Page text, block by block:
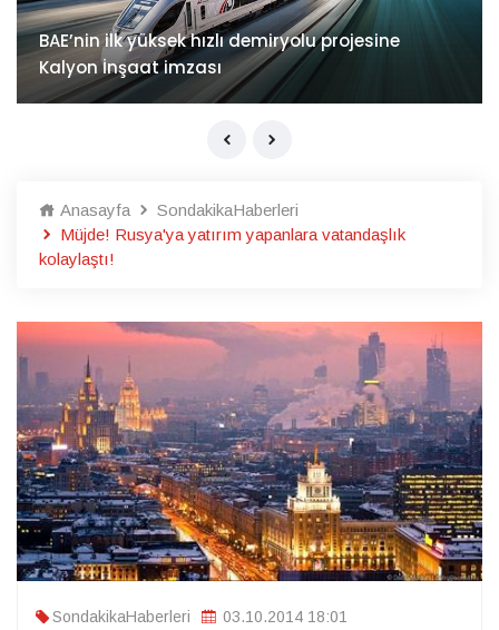
Mimarlık ve mühendislik projeleri e-PYS ile dijital
ortama taşınacak
Anasayfa
SondakikaHaberleri
Müjde! Rusya'ya yatırım yapanlara vatandaşlık
kolaylaştı!
SondakikaHaberleri
03.10.2014 18:01